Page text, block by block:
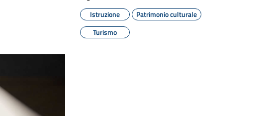
Istruzione
Patrimonio culturale
Turismo